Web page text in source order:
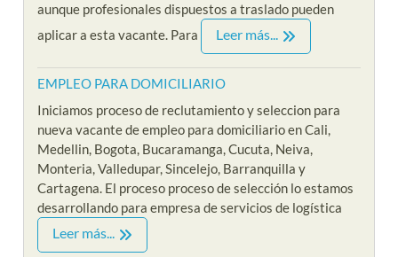
aunque profesionales dispuestos a traslado pueden
aplicar a esta vacante. Para
Leer más...
EMPLEO PARA DOMICILIARIO
Iniciamos proceso de reclutamiento y seleccion para
nueva vacante de empleo para domiciliario en Cali,
Medellin, Bogota, Bucaramanga, Cucuta, Neiva,
Monteria, Valledupar, Sincelejo, Barranquilla y
Cartagena. El proceso proceso de selección lo estamos
desarrollando para empresa de servicios de logística
Leer más...